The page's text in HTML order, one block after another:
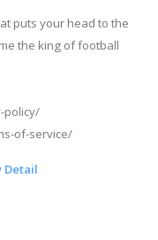
puts your head to the
the king of football
policy/
of-service/
Detail